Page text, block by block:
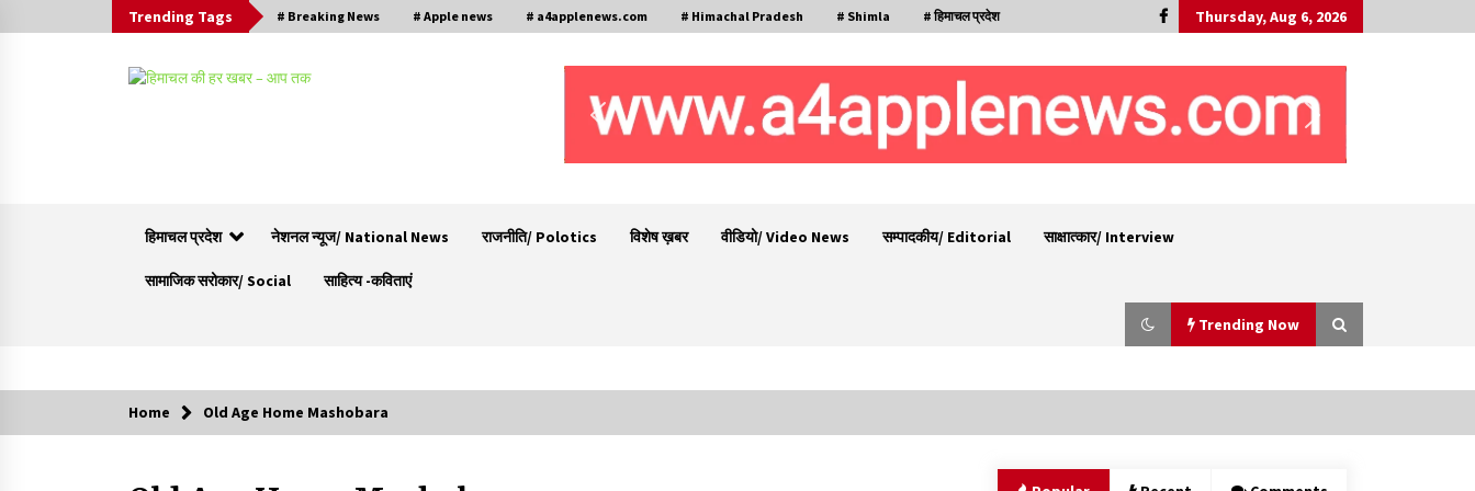
Trending Tags # Breaking News # Apple news # a4applenews.com # Himachal Pradesh # Shimla # हिमाचल प्रदेश Thursday, Aug 6, 2026
हिमाचल प्रदेश नेशनल न्यूज/ National News राजनीति/ Polotics विशेष ख़बर वीडियो/ Video News सम्पादकीय/ Editorial साक्षात्कार/ Interview
सामाजिक सरोकार/ Social साहित्य -कविताएं
Trending Now
हर्ष महाजन
Home Old Age Home Mashobara